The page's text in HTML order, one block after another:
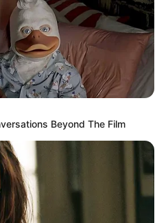
Beyond The Film